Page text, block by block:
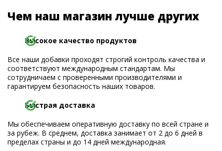
Чем наш магазин лучше других
Высокое качество продуктов
Все наши добавки проходят строгий контроль качества и
соответствуют международным стандартам. Мы
сотрудничаем с проверенными производителями и
гарантируем безопасность наших товаров.
Быстрая доставка
Мы обеспечиваем оперативную доставку по всей стране и
за рубеж. В среднем, доставка занимает от 2 до 6 дней в
пределах страны и до 14 дней международная.